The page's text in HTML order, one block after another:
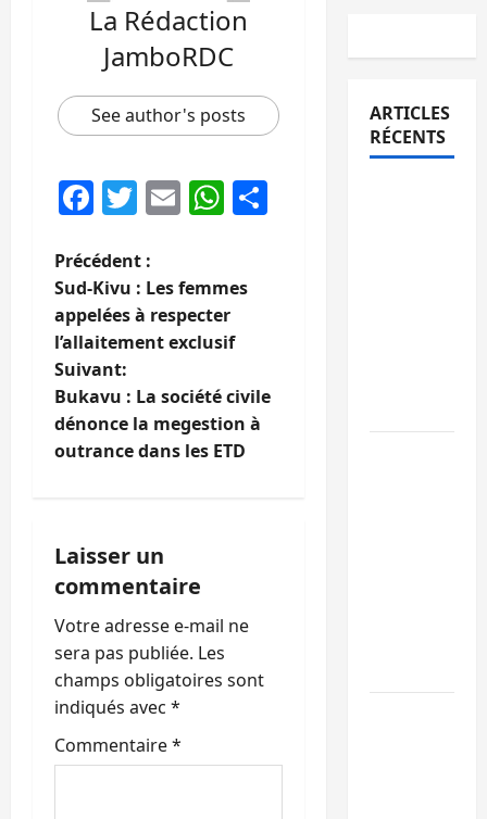
La Rédaction
JamboRDC
See author's posts
Facebook
Twitter
EmailWhatsApp
N
a
v
i
g
t
i
o
n
d
’
Précédent :
Sud-Kivu : Les femmes
appelées à respecter
l’allaitement exclusif
Suivant:
Bukavu : La société civile
dénonce la megestion à
outrance dans les ETD
Laisser un
commentaire
Votre adresse e-mail ne
sera pas publiée. Les
champs obligatoires sont
indiqués avec *
Commentaire*
ARTICLES
RÉCENTS